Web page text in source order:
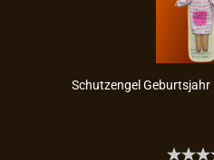
Schutz­en­gel